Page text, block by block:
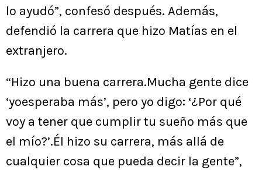
lo ayudó”, confesó después. Además,
defendió la carrera que hizo Matías en el
extranjero.
“Hizo una buena carrera.Mucha gente dice
‘yoesperaba más’, pero yo digo: ‘¿Por qué
voy a tener que cumplir tu sueño más que
el mío?’.Él hizo su carrera, más allá de
cualquier cosa que pueda decir la gente”,